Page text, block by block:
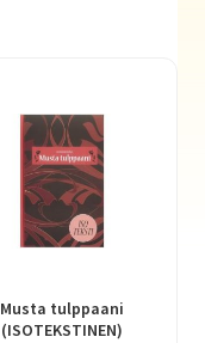
Musta tulppaani
(ISOTEKSTINEN)